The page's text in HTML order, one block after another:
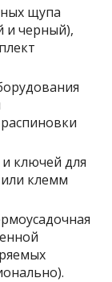
щупа
и черный),
ключей для
клемм